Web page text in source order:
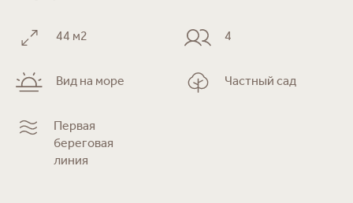
44 м2 4
Вид на море Частный сад
Первая
береговая
линия